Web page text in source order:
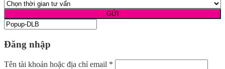
Đăng nhập
Tên tài khoản hoặc địa chỉ email *